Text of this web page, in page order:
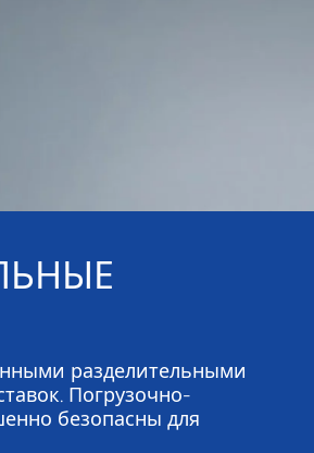
разделительными
Погрузочно-
безопасны для